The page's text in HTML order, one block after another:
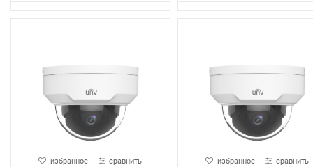
избранное сравнить избранное сравнить